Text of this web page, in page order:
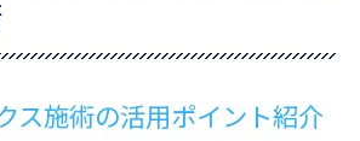
ス施術の活用ポイント紹介